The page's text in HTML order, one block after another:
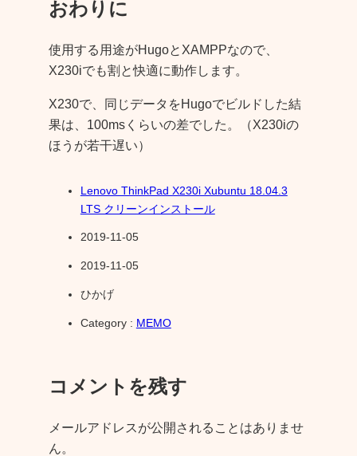
おわりに
使用する用途がHugoとXAMPPなので、
X230iでも割と快適に動作します。
X230で、同じデータをHugoでビルドした結
果は、100msくらいの差でした。（X230iの
ほうが若干遅い）
Lenovo ThinkPad X230i Xubuntu 18.04.3
LTS クリーンインストール
2019-11-05
2019-11-05
ひかげ
Category : MEMO
コメントを残す
メールアドレスが公開されることはありませ
ん。